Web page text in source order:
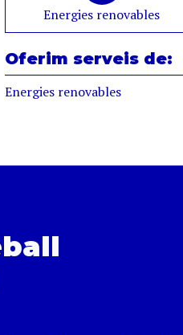
Energies renovables
Oferim serveis de:
Energies renovables